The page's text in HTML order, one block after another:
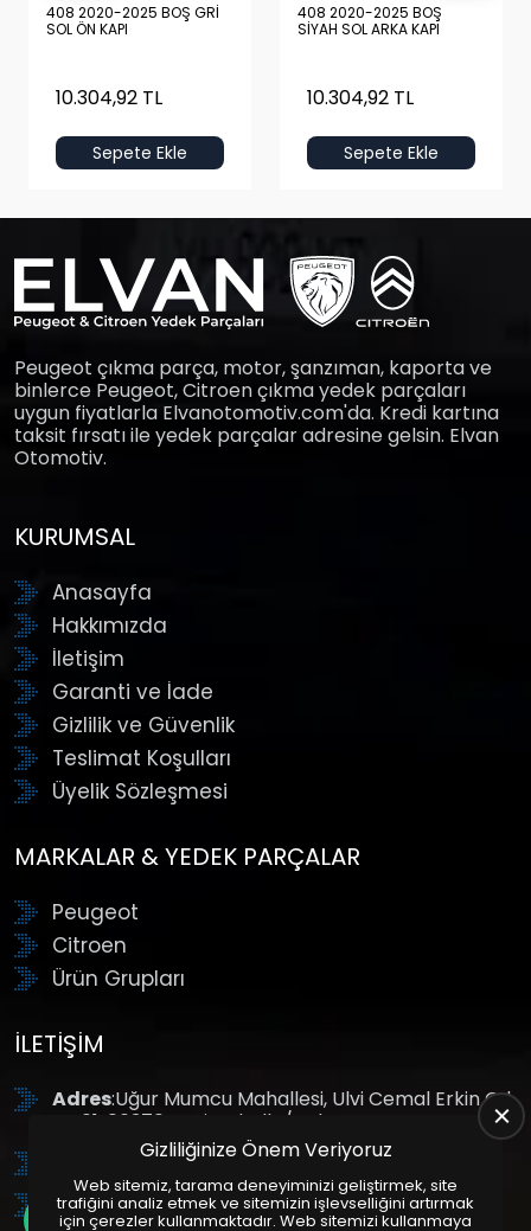
408 2020-2025 BOŞ GRİ
SOL ÖN KAPI
10.304,92 TL
Sepete Ekle
408 2020-2025 BOŞ
SİYAH SOL ARKA KAPI
10.304,92 TL
Sepete Ekle
Peugeot çıkma parça, motor, şanzıman, kaporta ve
binlerce Peugeot, Citroen çıkma yedek parçaları
uygun fiyatlarla Elvanotomotiv.com'da. Kredi kartına
taksit fırsatı ile yedek parçalar adresine gelsin. Elvan
Otomotiv.
KURUMSAL
Anasayfa
Hakkımızda
İletişim
Garanti ve İade
Gizlilik ve Güvenlik
Teslimat Koşulları
Üyelik Sözleşmesi
MARKALAR & YEDEK PARÇALAR
Peugeot
Citroen
Ürün Grupları
İLETIŞIM
Adres:Uğur Mumcu Mahallesi, Ulvi Cemal Erkin Cd.
No:61, 06370 Yenimahalle/Ankara
: +90 (312) 354 8888
GSM: +90 (532) 343 4085
Gizliliğinize Önem Veriyoruz
Web sitemiz, tarama deneyiminizi geliştirmek, site
trafiğini analiz etmek ve sitemizin işlevselliğini artırmak
için çerezler kullanmaktadır. Web sitemizi kullanmaya